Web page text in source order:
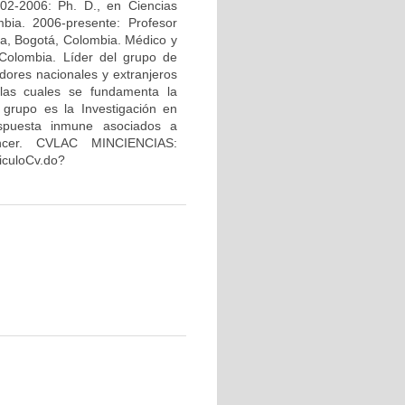
2006: Ph. D., en Ciencias
2006-presente: Profesor
Bogotá, Colombia. Médico y
Líder del grupo de
nacionales y extranjeros
cuales se fundamenta la
es la Investigación en
inmune asociados a
CVLAC MINCIENCIAS: